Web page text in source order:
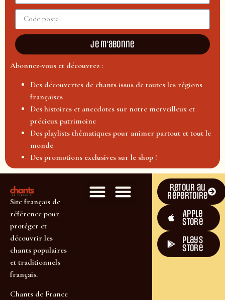
Je m'abonne
Abonnez-vous et découvrez :
Des découvertes de chants issus de toutes les régions
françaises
Des histoires et anecdotes sur notre merveilleux et
précieux patrimoine
Des playlists thématiques pour animer partout et tout le
monde
Des promotions exclusives sur le shop !
Site français de
référence pour
protéger et
découvrir les
chants populaires
et traditionnels
français.
Chants de France
Retour au
répertoire
Apple
Store
plays
store